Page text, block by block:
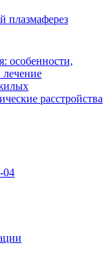
плазмаферез
особенности,
расстройства
04